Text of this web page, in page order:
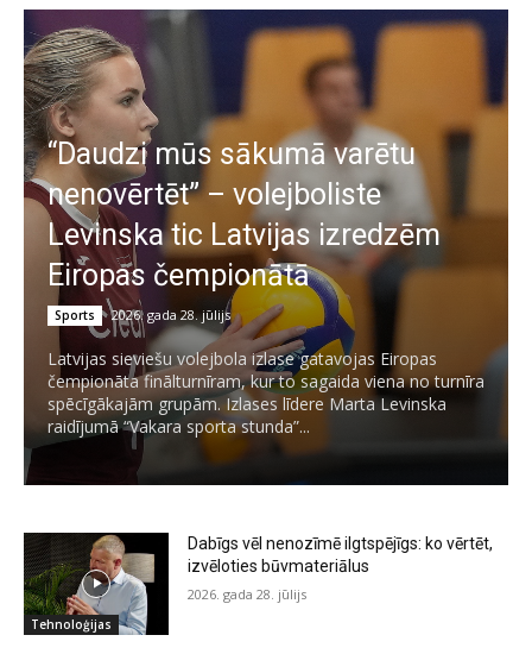
“Daudzi mūs sākumā varētu
nenovērtēt” – volejboliste
Levinska tic Latvijas izredzēm
Eiropas čempionātā
Sports 2026. gada 28. jūlijs
Latvijas sieviešu volejbola izlase gatavojas Eiropas
čempionāta finālturnīram, kur to sagaida viena no turnīra
spēcīgākajām grupām. Izlases līdere Marta Levinska
raidījumā “Vakara sporta stunda”...
Tehnoloģijas
Dabīgs vēl nenozīmē ilgtspējīgs: ko vērtēt,
izvēloties būvmateriālus
2026. gada 28. jūlijs